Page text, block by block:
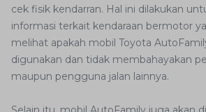
cek fisik kendarran. Hal ini dilakukan
informasi terkait kendaraan bermotor
melihat apakah mobil Toyota
digunakan dan tidak membahayakan
maupun pengguna jalan lainnya.